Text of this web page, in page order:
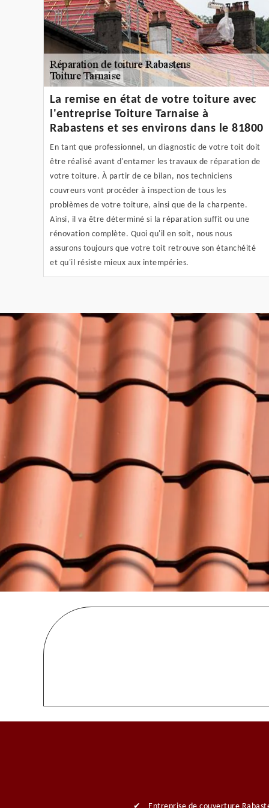
La remise en état de votre toiture avec
l'entreprise Toiture Tarnaise à
Rabastens et ses environs dans le 81800
En tant que professionnel, un diagnostic de votre toit doit
être réalisé avant d'entamer les travaux de réparation de
votre toiture. À partir de ce bilan, nos techniciens
couvreurs vont procéder à inspection de tous les
problèmes de votre toiture, ainsi que de la charpente.
Ainsi, il va être déterminé si la réparation suffit ou une
rénovation complète. Quoi qu'il en soit, nous nous
assurons toujours que votre toit retrouve son étanchéité
et qu'il résiste mieux aux intempéries.